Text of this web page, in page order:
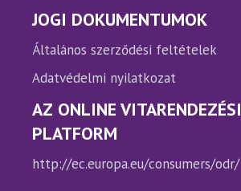
JOGI DOKUMENTUMOK
Általános szerződési feltételek
Adatvédelmi nyilatkozat
AZ ONLINE VITARENDEZÉSI
PLATFORM
http://ec.europa.eu/consumers/odr/